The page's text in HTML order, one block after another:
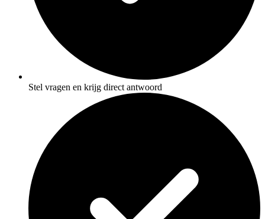
Stel vragen en krijg direct antwoord